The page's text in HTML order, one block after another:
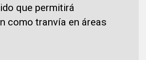
que permitirá
como tranvía en áreas